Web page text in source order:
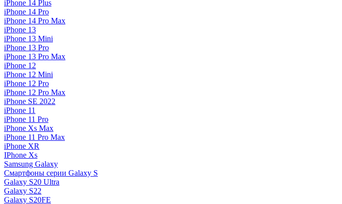
iPhone 14 Plus
iPhone 14 Pro
iPhone 14 Pro Max
iPhone 13
iPhone 13 Mini
iPhone 13 Pro
iPhone 13 Pro Max
iPhone 12
iPhone 12 Mini
iPhone 12 Pro
iPhone 12 Pro Max
iPhone SE 2022
iPhone 11
iPhone 11 Pro
iPhone Xs Max
iPhone 11 Pro Max
iPhone XR
IPhone Xs
Samsung Galaxy
Смартфоны серии Galaxy S
Galaxy S20 Ultra
Galaxy S22
Galaxy S20FE